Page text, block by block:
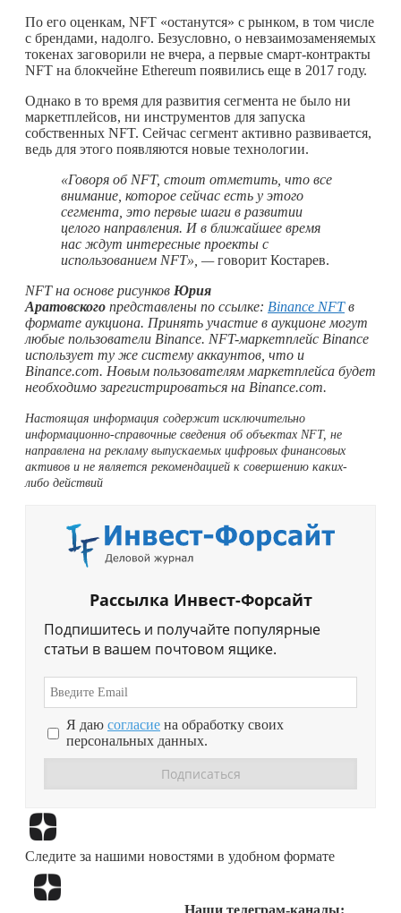
По его оценкам, NFT «останутся» с рынком, в том числе
с брендами, надолго. Безусловно, о невзаимозаменяемых
токенах заговорили не вчера, а первые смарт-контракты
NFT на блокчейне Ethereum появились еще в 2017 году.
Однако в то время для развития сегмента не было ни
маркетплейсов, ни инструментов для запуска
собственных NFT. Сейчас сегмент активно развивается,
ведь для этого появляются новые технологии.
«Говоря об NFT, стоит отметить, что все
внимание, которое сейчас есть у этого
сегмента, это первые шаги в развитии
целого направления. И в ближайшее время
нас ждут интересные проекты с
использованием NFT», —говорит Костарев.
NFT на основе рисунков Юрия
Аратовского представлены по ссылке: Binance NFTв
формате аукциона. Принять участие в аукционе могут
любые пользователи Binance. NFT-маркетплейс Binance
использует ту же систему аккаунтов, что и
Binance.com. Новым пользователям маркетплейса будет
необходимо зарегистрироваться на Binance.com.
Настоящая информация содержит исключительно
информационно-справочные сведения об объектах NFT, не
направлена на рекламу выпускаемых цифровых финансовых
активов и не является рекомендацией к совершению каких-
либо действий
Рассылка Инвест-Форсайт
Подпишитесь и получайте популярные
статьи в вашем почтовом ящике.
Я даю согласие на обработку своих
персональных данных.
Следите за нашими новостями в удобном формате
Наши телеграм-каналы: